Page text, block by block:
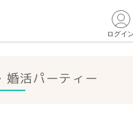
ログイン
婚活パーティー